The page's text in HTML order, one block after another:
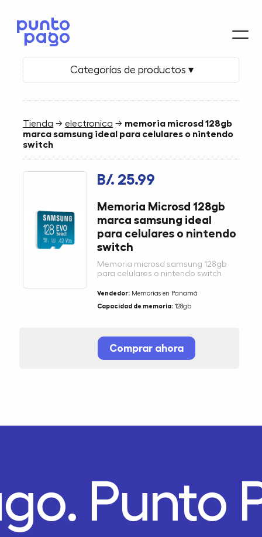
Categorías de productos ▾
Tienda →electronica → memoria microsd 128gb
marca samsung ideal para celulares o nintendo
switch
B/. 25.99
Memoria Microsd 128gb
marca samsung ideal
para celulares o nintendo
switch
Memoria microsd samsung 128gb
para celulares o nintendo switch
Vendedor: Memorias en Panamá
Capacidad de memoria: 128gb
Comprar ahora
Punto